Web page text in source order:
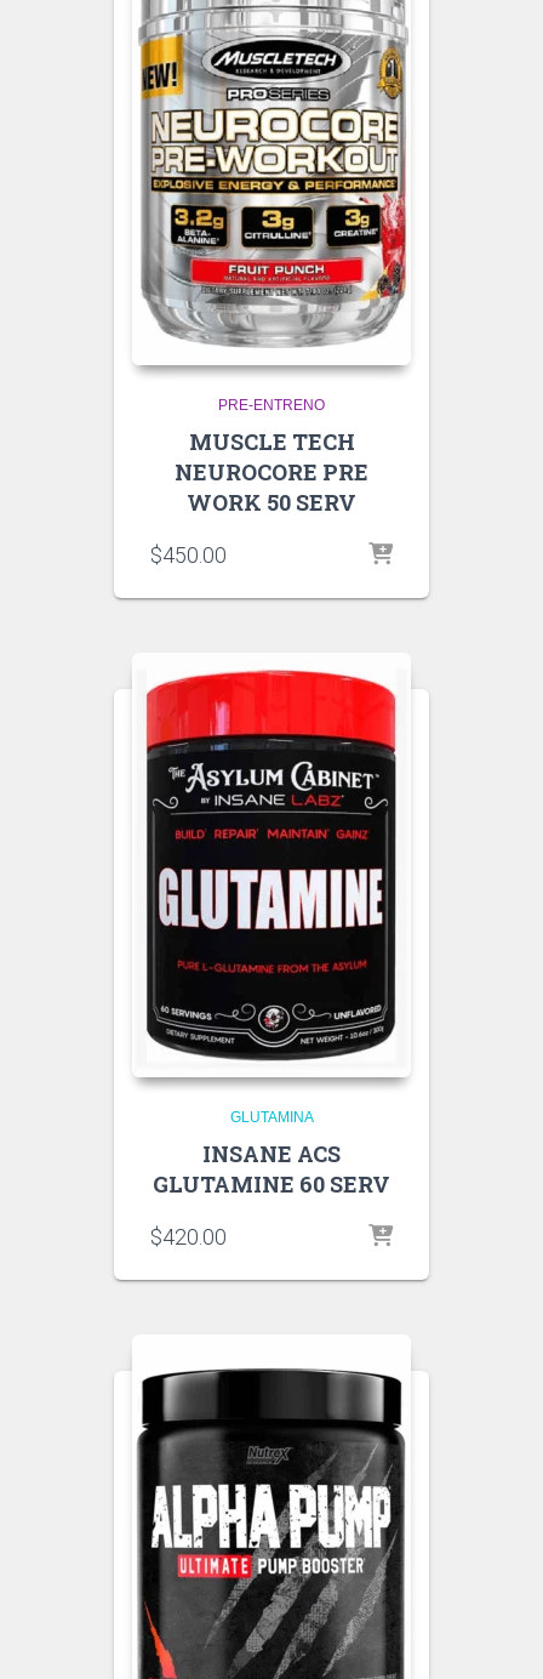
PRE-ENTRENO
MUSCLE TECH
NEUROCORE PRE
WORK 50 SERV
$450.00
GLUTAMINA
INSANE ACS
GLUTAMINE 60 SERV
$420.00